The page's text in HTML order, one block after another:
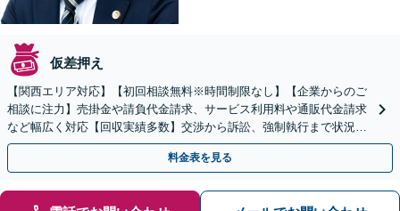
仮差押え
【関西エリア対応】【初回相談無料※時間制限なし】【企業からのご
相談に注力】売掛金や請負代金請求、サービス利用料や通販代金請求
など幅広く対応【回収実績多数】交渉から訴訟、強制執行まで状況に
応じて的確に対応します
料金表を見る